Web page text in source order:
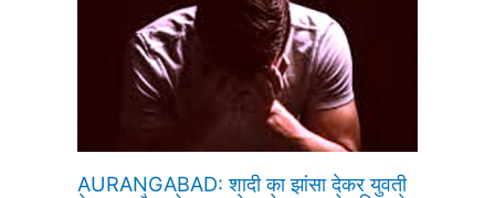
AURANGABAD: शादी का झांसा देकर युवती